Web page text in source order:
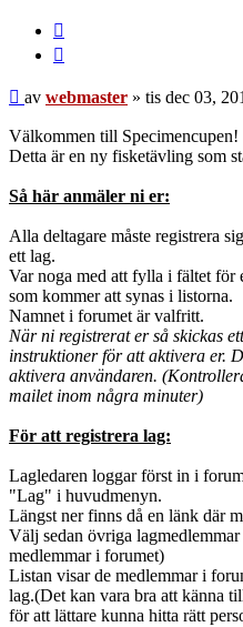
Inlägg
av webmaster » tis dec 03,
Välkommen till Specimencupen!
Detta är en ny fisketävling som
Så här anmäler ni er:
Alla deltagare måste registrera
ett lag.
Var noga med att fylla i fältet för
som kommer att synas i listorna.
Namnet i forumet är valfritt.
När ni registrerat er så skickas
instruktioner för att aktivera er.
aktivera användaren.
mailet inom några minuter)
För att registrera lag:
Lagledaren loggar först in i
"Lag" i huvudmenyn.
Längst ner finns då en länk där
Välj sedan övriga
medlemmar i forumet)
Listan visar de medlemmar i
lag.(Det kan vara bra att känna
för att lättare kunna hitta rätt